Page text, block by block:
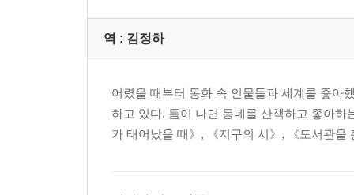
역 : 김정하
어렸을 때부터 동화 속 인물들과 세계를 좋아
하고 있다. 틈이 나면 동네를 산책하고 좋아
가 태어났을 때》, 《지구의 시》, 《도서관을